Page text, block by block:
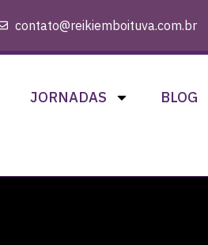
contato@reikiemboituva.com.br
JORNADAS
BLOG